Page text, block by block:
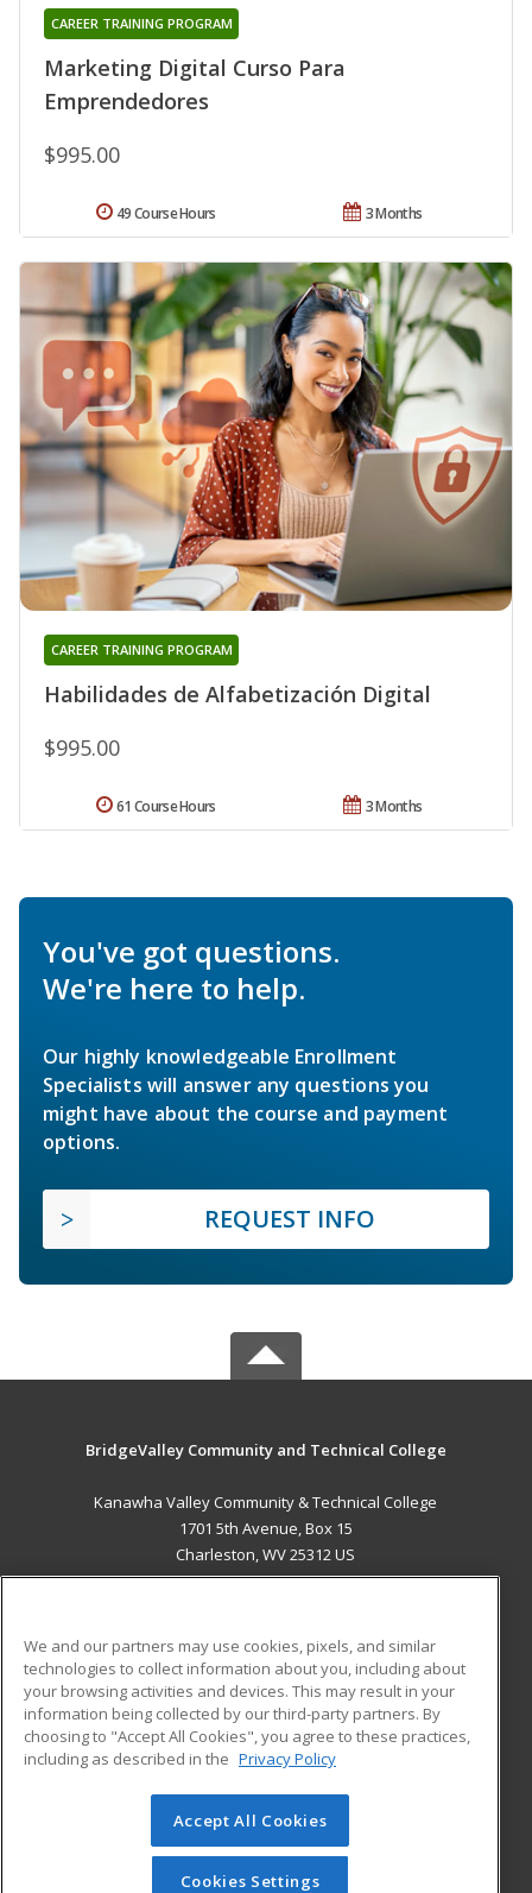
Marketing Digital Curso Para
Emprendedores
CAREER TRAINING PROGRAM
$995.00
3 Months
49 Course Hours
Habilidades de Alfabetización Digital
CAREER TRAINING PROGRAM
$995.00
3 Months
61 Course Hours
You've got questions.
We're here to help.
Our highly knowledgeable Enrollment
Specialists will answer any questions you
might have about the course and payment
options.
REQUEST INFO
BridgeValley Community and Technical College
Kanawha Valley Community & Technical College
1701 5th Avenue, Box 15
Charleston, WV 25312 US
ADDITIONAL RESOURCES
Military
Financial Assistance
Help
Student Blog
© 2026 ed2go, a division of Cengage Learning. All rights
reserved. The material on this site cannot be reproduced or
redistributed unless you have obtained prior written
We and our partners may use cookies, pixels, and similar
technologies to collect information about you, including about
your browsing activities and devices. This may result in your
information being collected by our third-party partners. By
choosing to "Accept All Cookies", you agree to these practices,
including as described in the Privacy Policy
Accept All Cookies
Cookies Settings